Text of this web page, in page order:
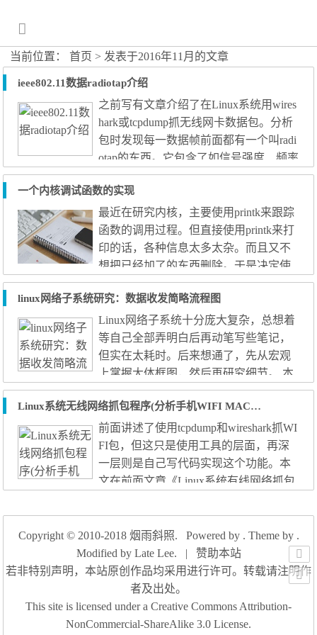
当前位置：首页 > 发表于2016年11月的文章
ieee802.11数据radiotap介绍
之前写有文章介绍了在Linux系统用wires
hark或tcpdump抓无线网卡数据包。分析
包时发现每一数据帧前面都有一个叫radi
otap的东西。它包含了如信号强度、频率
等信息。当时没有研究，直接跳过。本
文就对此介绍补充。首先介绍radiotap，
然后利用radiotap解析库对一段radiotap数
据进行解析，获取其中的信息。 介绍 ra
diotap比传统的Prism或AVS头部更有灵活
性，成为是ieee802.11事实上的标准。支
持radiotap的系统较...
一个内核调试函数的实现
最近在研究内核，主要使用printk来跟踪
函数的调用过程。但直接使用printk来打
印的话，各种信息太多太杂。而且又不
想把已经加了的东西删除。于是决定使
用打印等级的方式来实现不同各类信息
的显示。 思路很简单，使用不同的宏控
制打印函数。打印哪些各类的调试信息
由用户控制。通过echo方式传递至内
核，实际上是32位的数值，每个比特表
示一个各类的信息。因此最多有32种，
目前看应该是足够了。为了方便查看
哪...
linux网络子系统研究：数据收发简略流程图
Linux网络子系统十分庞大复杂，总想着
等自己全部弄明白后再动笔写些笔记，
但实在太耗时。后来想通了，先从宏观
上掌握大体框图，然后再研究细节。 本
文先给出一张自己画的网络数据收发简
略流程图，每个路径都可以深入挖掘。
其它的，有时间再慢慢写——或许也不
会写。 (如图片太长可右键查看) 上图根
据linux官方内核3.17.1版本代码浏览、启
动跟踪绘制。有一定实践基础。 李迟 20
Linux系统无线网络抓包程序(分析手机WIFI MAC地址)
前面讲述了使用tcpdump和wireshark抓WI
FI包，但这只是使用工具的层面，再深
一层则是自己写代码实现这个功能。本
文在前面文章《Linux系统有线网络抓包
包功能。 首先要介绍ieee802.11的帧格
式，只有知道帧格式才能正确解析对应
字段，拿到我们感兴趣的信息。其次介
绍Linux raw socket编程抓包。最后解析ie
ee802.11数据包，从而获取到MAC地
址。实际上，从数据包中可以得到很...
Copyright © 2010-2018 烟雨斜照. Powered by . Theme by .
Modified by Late Lee. | 赞助本站
若非特别声明，本站原创作品均采用进行许可。转载请注明作
者及出处。
This site is licensed under a Creative Commons Attribution-
NonCommercial-ShareAlike 3.0 License.